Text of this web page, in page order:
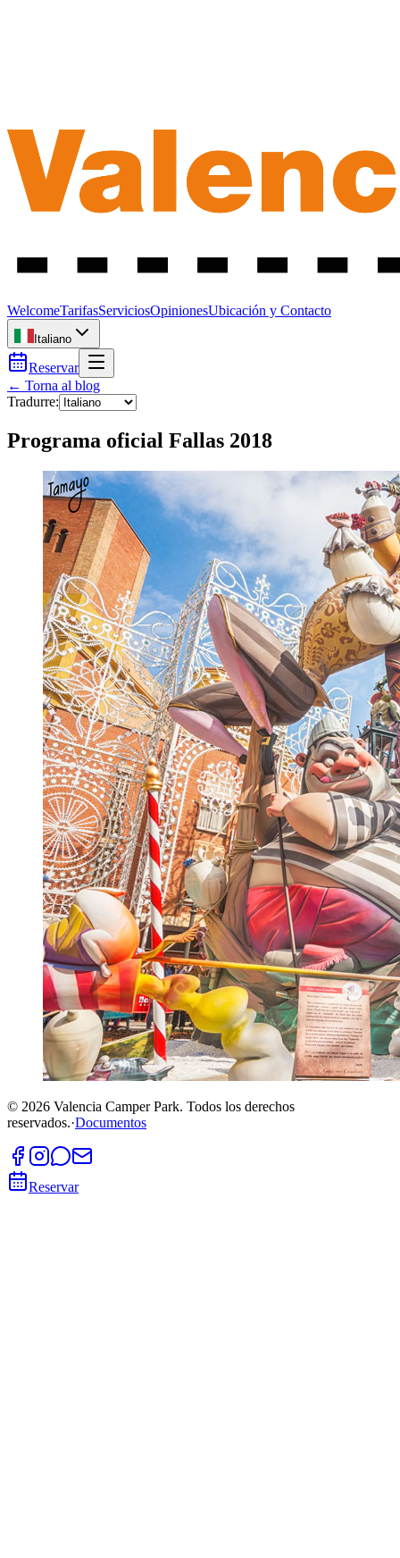
WelcomeTarifasServiciosOpinionesUbicación y Contacto
Italiano
Reservar
← Torna al blog
Tradurre:
Programa oficial Fallas 2018
© 2026 Valencia Camper Park. Todos los derechos
reservados.·Documentos
Reservar